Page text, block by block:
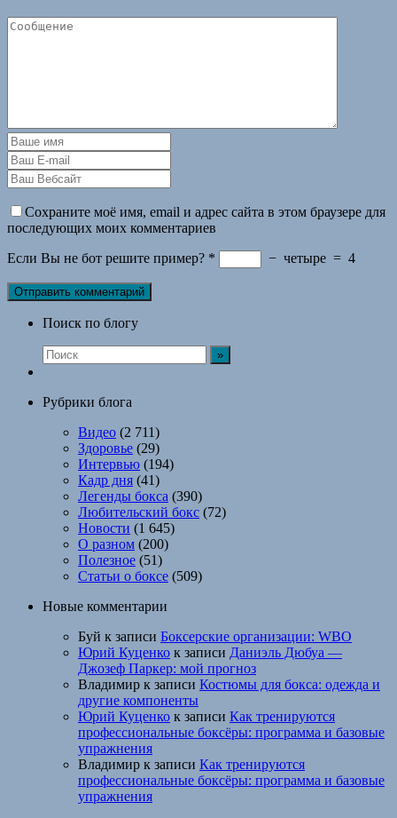
Сохраните моё имя, email и адрес сайта в этом браузере для
последующих моих комментариев
Если Вы не бот решите пример? * − четыре = 4
Поиск по блогу
Рубрики блога
Видео (2 711)
Здоровье (29)
Интервью (194)
Кадр дня (41)
Легенды бокса (390)
Любительский бокс (72)
Новости (1 645)
О разном (200)
Полезное (51)
Статьи о боксе (509)
Новые комментарии
Буй к записи Боксерские организации: WBO
Юрий Куценко к записи Даниэль Дюбуа —
Джозеф Паркер: мой прогноз
Владимир к записи Костюмы для бокса: одежда и
другие компоненты
Юрий Куценко к записи Как тренируются
профессиональные боксёры: программа и базовые
упражнения
Владимир к записи Как тренируются
профессиональные боксёры: программа и базовые
упражнения